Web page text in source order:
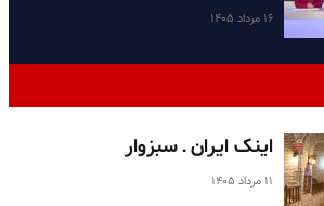
۱۶ مرداد ۱۴۰۵
اینک ایران ـ سبزوار
۱۱ مرداد ۱۴۰۵